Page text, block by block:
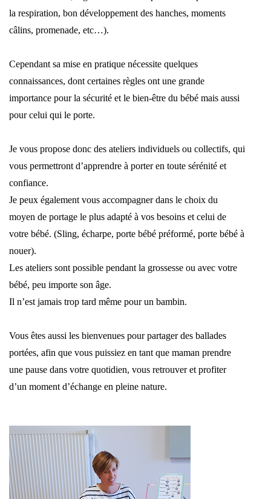
la respiration, bon développement des hanches, moments
câlins, promenade, etc…).
Cependant sa mise en pratique nécessite quelques
connaissances, dont certaines règles ont une grande
importance pour la sécurité et le bien-être du bébé mais aussi
pour celui qui le porte.
Je vous propose donc des ateliers individuels ou collectifs, qui
vous permettront d’apprendre à porter en toute sérénité et
confiance.
Je peux également vous accompagner dans le choix du
moyen de portage le plus adapté à vos besoins et celui de
votre bébé. (Sling, écharpe, porte bébé préformé, porte bébé à
nouer).
Les ateliers sont possible pendant la grossesse ou avec votre
bébé, peu importe son âge.
Il n’est jamais trop tard même pour un bambin.
Vous êtes aussi les bienvenues pour partager des ballades
portées, afin que vous puissiez en tant que maman prendre
une pause dans votre quotidien, vous retrouver et profiter
d’un moment d’échange en pleine nature.